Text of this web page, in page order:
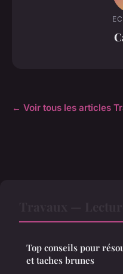
← Voir tous les articles
Top conseils pour
et taches brunes